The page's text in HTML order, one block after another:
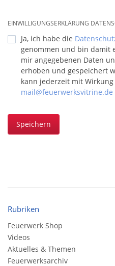
EINWILLIGUNGSERKLÄRUNG
Ja, ich habe die
genommen und bin damit
mir angegebenen Daten
erhoben und gespeichert
kann jederzeit mit
mail@feuerwerksvitrine.de
Speichern
Rubriken
Feuerwerk Shop
Videos
Aktuelles & Themen
Feuerwerksarchiv